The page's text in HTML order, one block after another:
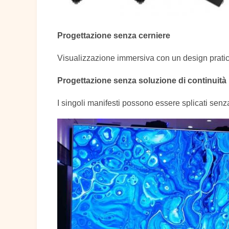
Progettazione senza cerniere
Visualizzazione immersiva con un design
Progettazione senza soluzione di continuità
I singoli manifesti possono essere splicati